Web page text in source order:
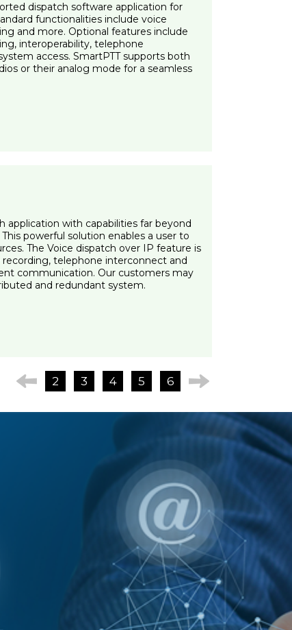
dispatch software application for
functionalities include voice
and more. Optional features include
interoperability, telephone
access. SmartPTT supports both
or their analog mode for a seamless
application with capabilities far beyond
powerful solution enables a user to
The Voice dispatch over IP feature is
telephone interconnect and
communication. Our customers may
and redundant system.
2 3 4 5 6